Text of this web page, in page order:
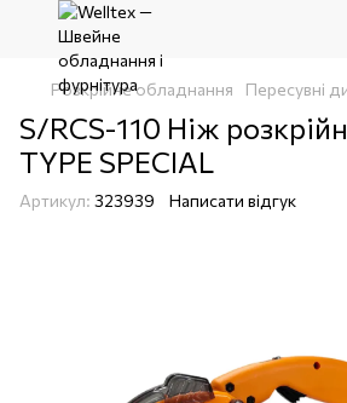
Розкрійне обладнання Пересувні
S/RCS-110 Ніж
TYPE SPECIAL
Артикул: 323939 Написати відгук